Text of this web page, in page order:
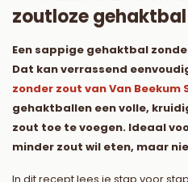
zoutloze
Een sappige gehaktbal
Dat kan verrassend
zonder zout van Van Beekum
gehaktballen een volle,
zout toe te voegen. Ideaal
minder zout wil eten, maar